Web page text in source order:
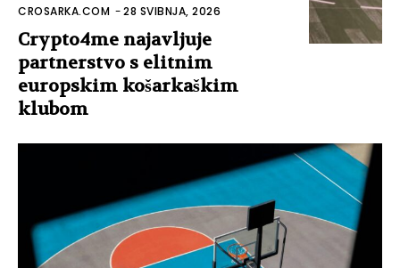
CROSARKA.COM -28 SVIBNJA, 2026
Crypto4me najavljuje
partnerstvo s elitnim
europskim košarkaškim
klubom